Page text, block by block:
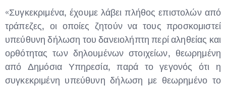
«Συγκεκριμένα, έχουμε λάβει πλήθος επιστολών από
τράπεζες, οι οποίες ζητούν να τους προσκομιστεί
υπεύθυνη δήλωση του δανειολήπτη περί αληθείας και
ορθότητας των δηλουμένων στοιχείων, θεωρημένη
από Δημόσια Υπηρεσία, παρά το γεγονός ότι η
συγκεκριμένη υπεύθυνη δήλωση με θεωρημένο το